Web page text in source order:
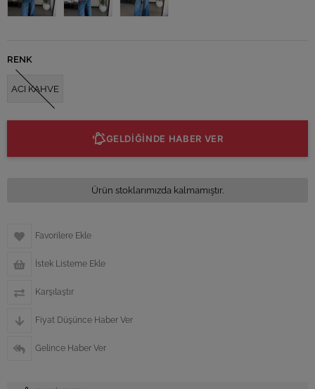
RENK
ACI KAHVE
GELDİĞİNDE HABER VER
Ürün stoklarımızda kalmamıştır.
Favorilere Ekle
İstek Listeme Ekle
Karşılaştır
Fiyat Düşünce Haber Ver
Gelince Haber Ver